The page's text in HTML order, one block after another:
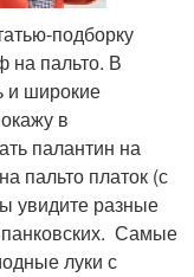
подборку
на пальто. В
и широкие
в
палантин на
пальто платок (с
увидите разные
Самые
луки с